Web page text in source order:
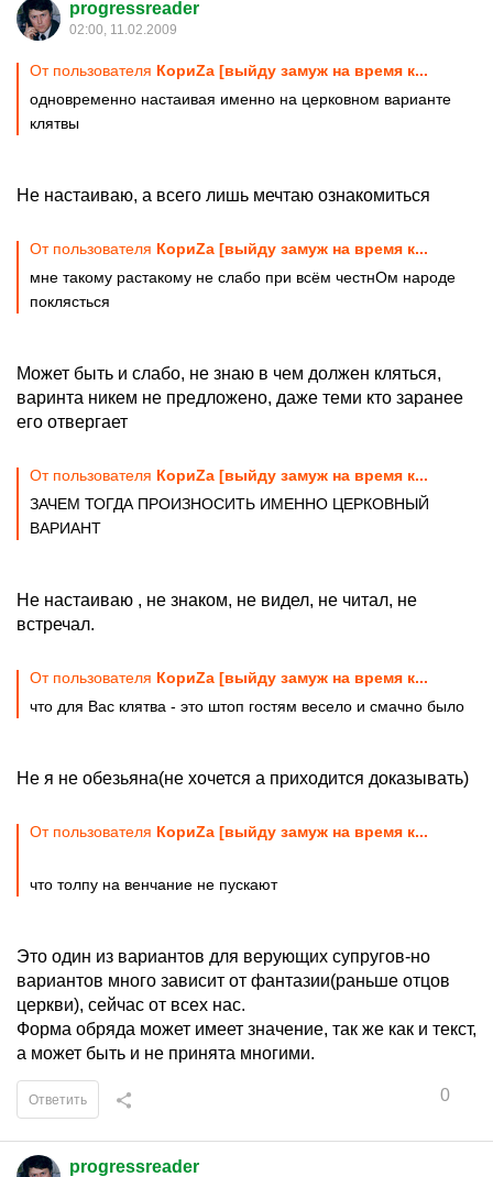
progressreader
02:00, 11.02.2009
От пользователя КориZа [выйду замуж на время к...
одновременно настаивая именно на церковном варианте
клятвы
Не настаиваю, а всего лишь мечтаю ознакомиться
От пользователя КориZа [выйду замуж на время к...
мне такому растакому не слабо при всём честнОм народе
поклясться
Может быть и слабо, не знаю в чем должен кляться,
варинта никем не предложено, даже теми кто заранее
его отвергает
От пользователя КориZа [выйду замуж на время к...
ЗАЧЕМ ТОГДА ПРОИЗНОСИТЬ ИМЕННО ЦЕРКОВНЫЙ
ВАРИАНТ
Не настаиваю , не знаком, не видел, не читал, не
встречал.
От пользователя КориZа [выйду замуж на время к...
что для Вас клятва - это штоп гостям весело и смачно было
Не я не обезьяна(не хочется а приходится доказывать)
От пользователя КориZа [выйду замуж на время к...
что толпу на венчание не пускают
Это один из вариантов для верующих супругов-но
вариантов много зависит от фантазии(раньше отцов
церкви), сейчас от всех нас.
Форма обряда может имеет значение, так же как и текст,
а может быть и не принята многими.
0
Ответить
progressreader